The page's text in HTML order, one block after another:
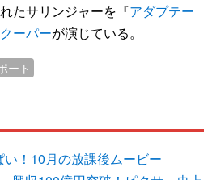
たサリンジャーを『アダプテー
ーパーが演じている。
ート
！10月の放課後ムービー